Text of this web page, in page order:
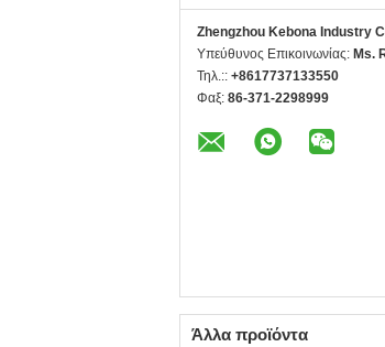
Zhengzhou Kebona Industry
Υπεύθυνος Επικοινωνίας: Ms.
Τηλ.:: +8617737133550
Φαξ: 86-371-2298999
Άλλα προϊόντα